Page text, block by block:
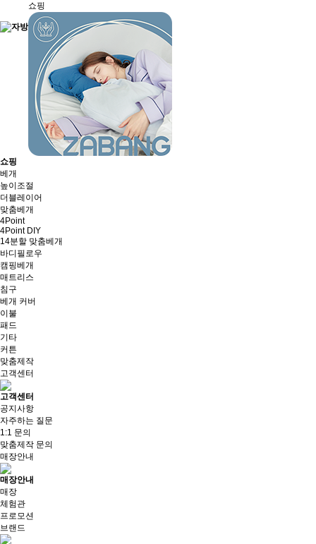
쇼핑
쇼핑
베개
높이조절
더블레이어
맞춤베개
4Point
4Point DIY
14분할 맞춤베개
바디필로우
캠핑베개
매트리스
침구
베개 커버
이불
패드
기타
커튼
맞춤제작
고객센터
고객센터
공지사항
자주하는 질문
1:1 문의
맞춤제작 문의
매장안내
매장안내
매장
체험관
프로모션
브랜드